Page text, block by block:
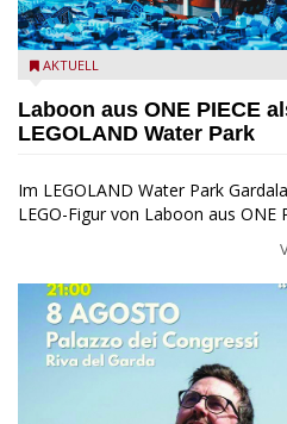
Laboon aus ONE PIECE als
AKTUELL
Laboon aus ONE PIECE
LEGOLAND Water Park
Im LEGOLAND Water Park
LEGO-Figur von Laboon aus ONE